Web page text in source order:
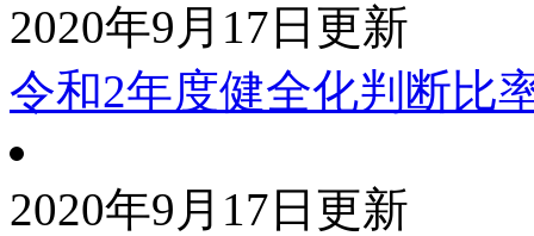
2020年9月17日更新
令和2年度健全化判断比
2020年9月17日更新